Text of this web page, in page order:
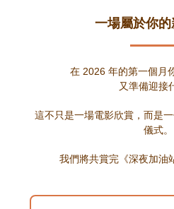
一場屬於你
在 2026 年的第一個月
又準備迎接
這不只是一場電影欣賞，而是
儀式。
我們將共賞完《深夜加油